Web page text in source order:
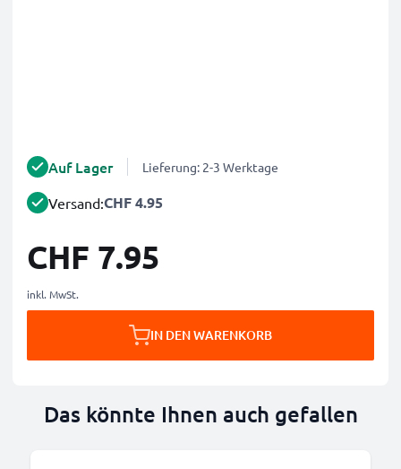
Auf Lager Lieferung: 2-3 Werktage
Versand:CHF 4.95
CHF 7.95
inkl. MwSt.
IN DEN WARENKORB
Das könnte Ihnen auch gefallen